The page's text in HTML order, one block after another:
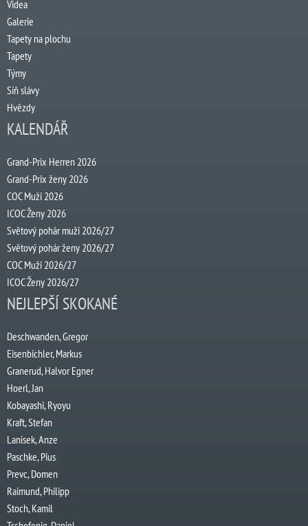
Videa
Galerie
Tapety na plochu
Tapety
Týmy
Síň slávy
Hvězdy
KALENDÁŘ
Grand-Prix Herren 2026
Grand-Prix ženy 2026
COC Muži 2026
ICOC Ženy 2026
Světový pohár muži 2026/27
Světový pohár ženy 2026/27
COC Muži 2026/27
ICOC Ženy 2026/27
NEJLEPŠÍ SKOKANÉ
Deschwanden, Gregor
Eisenbichler, Markus
Granerud, Halvor Egner
Hoerl, Jan
Kobayashi, Ryoyu
Kraft, Stefan
Lanisek, Anze
Paschke, Pius
Prevc, Domen
Raimund, Philipp
Stoch, Kamil